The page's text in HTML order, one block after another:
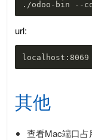
url:
其他
查看Mac端口占